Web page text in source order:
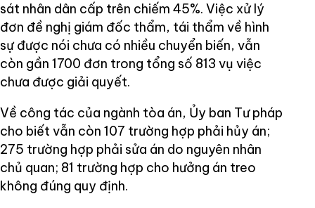
sát nhân dân cấp trên chiếm 45%. Việc xử lý
đơn đề nghị giám đốc thẩm, tái thẩm về hình
sự được nói chưa có nhiều chuyển biến, vẫn
còn gần 1700 đơn trong tổng số 813 vụ việc
chưa được giải quyết.
Về công tác của ngành tòa án, Ủy ban Tư pháp
cho biết vẫn còn 107 trường hợp phải hủy án;
275 trường hợp phải sửa án do nguyên nhân
chủ quan; 81 trường hợp cho hưởng án treo
không đúng quy định.